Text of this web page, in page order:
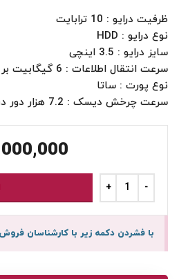
ظرفیت درایو : 10 ترابایت
نوع درایو : HDD
سایز درایو : 3.5 اینچی
سرعت انتقال اطلاعات : 6 گیگابیت بر ثانیه
نوع پورت : ساتا
سرعت چرخش دیسک : 7.2 هزار دور در دقیقه
با فشردن دکمه زیر با کارشناسان